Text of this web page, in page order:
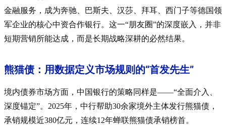
金融服务，成为奔驰、巴斯夫、汉莎、拜耳、西门子等德国领
军企业的核心中资合作银行。这一“朋友圈”的深度嵌入，并非
短期营销所能达成，而是长期战略深耕的必然结果。
熊猫债：用数据定义市场规则的“首发先生”
境内债券市场方面，中国银行的策略同样是——“全面介入、
深度锚定”。2025年，中行帮助30余家境外主体发行熊猫债，
承销规模近380亿元，连续12年蝉联熊猫债承销榜首。